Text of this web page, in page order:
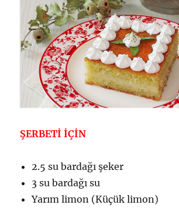
ŞERBETİ İÇİN
2.5 su bardağı şeker
3 su bardağı su
Yarım limon (Küçük limon)